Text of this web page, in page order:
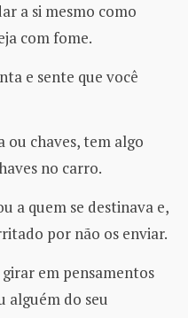
a si mesmo como
com fome.
e sente que você
ou chaves, tem algo
no carro.
a quem se destinava e,
por não os enviar.
em pensamentos
alguém do seu